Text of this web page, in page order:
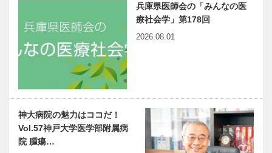
兵庫県医師会の「みんなの医
療社会学」第178回
2026.08.01
神大病院の魅力はココだ！
Vol.57神戸大学医学部附属病
院 腫瘍…